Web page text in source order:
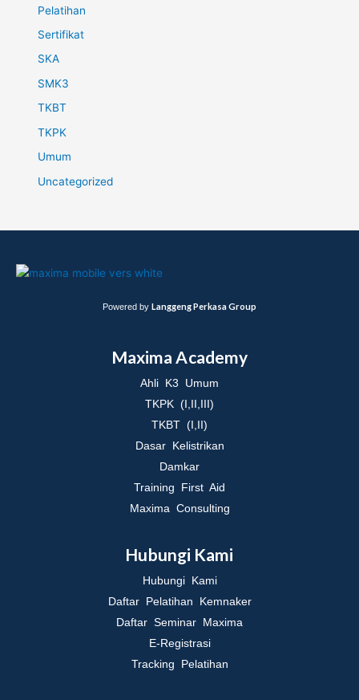
Pelatihan
Sertifikat
SKA
SMK3
TKBT
TKPK
Umum
Uncategorized
Powered by Langgeng Perkasa Group
Maxima Academy
Ahli K3 Umum
TKPK (I,II,III)
TKBT (I,II)
Dasar Kelistrikan
Damkar
Training First Aid
Maxima Consulting
Hubungi Kami
Hubungi Kami
Daftar Pelatihan Kemnaker
Daftar Seminar Maxima
E-Registrasi
Tracking Pelatihan